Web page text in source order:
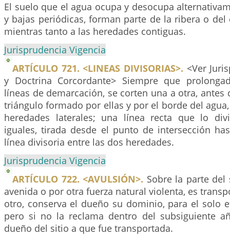
El suelo que el agua ocupa y desocupa
y bajas periódicas, forman parte de la ribera o del
mientras tanto a las heredades contiguas.
Jurisprudencia Vigencia
ARTÍCULO 721. <LINEAS DIVISORIAS>. <Ver
y Doctrina Corcordante> Siempre que
líneas de demarcación, se corten una a otra, antes
triángulo formado por ellas y por el borde del
heredades laterales; una línea recta que lo
iguales, tirada desde el punto de intersección
línea divisoria entre las dos heredades.
Jurisprudencia Vigencia
ARTÍCULO 722. <AVULSIÓN>. Sobre la parte
avenida o por otra fuerza natural violenta, es
otro, conserva el dueño su dominio, para el solo
pero si no la reclama dentro del subsiguiente
dueño del sitio a que fue transportada.